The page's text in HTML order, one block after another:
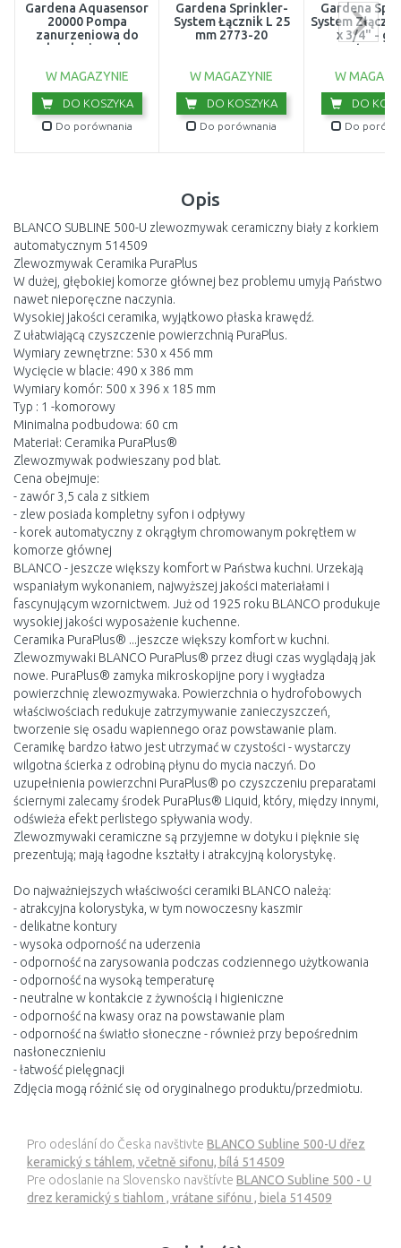
Gardena Aquasensor
20000 Pompa
zanurzeniowa do
brudnej wody
9044-20
W MAGAZYNIE
DO KOSZYKA
Do porównania
Gardena Sprinkler-
System Łącznik L 25
mm 2773-20
W MAGAZYNIE
DO KOSZYKA
Do porównania
Gardena
System
x 3/4" -
wewnętrzny
W
DO
Do
Opis
BLANCO SUBLINE 500-U zlewozmywak ceramiczny biały z korkiem
automatycznym 514509
Zlewozmywak Ceramika PuraPlus
W dużej, głębokiej komorze głównej bez problemu umyją Państwo
nawet nieporęczne naczynia.
Wysokiej jakości ceramika, wyjątkowo płaska krawędź.
Z ułatwiającą czyszczenie powierzchnią PuraPlus.
Wymiary zewnętrzne: 530 x 456 mm
Wycięcie w blacie: 490 x 386 mm
Wymiary komór: 500 x 396 x 185 mm
Typ : 1 -komorowy
Minimalna podbudowa: 60 cm
Materiał: Ceramika PuraPlus®
Zlewozmywak podwieszany pod blat.
Cena obejmuje:
- zawór 3,5 cala z sitkiem
- zlew posiada kompletny syfon i odpływy
- korek automatyczny z okrągłym chromowanym pokrętłem w
komorze głównej
BLANCO - jeszcze większy komfort w Państwa kuchni. Urzekają
wspaniałym wykonaniem, najwyższej jakości materiałami i
fascynującym wzornictwem. Już od 1925 roku BLANCO produkuje
wysokiej jakości wyposażenie kuchenne.
Ceramika PuraPlus® ...jeszcze większy komfort w kuchni.
Zlewozmywaki BLANCO PuraPlus® przez długi czas wyglądają jak
nowe. PuraPlus® zamyka mikroskopijne pory i wygładza
powierzchnię zlewozmywaka. Powierzchnia o hydrofobowych
właściwościach redukuje zatrzymywanie zanieczyszczeń,
tworzenie się osadu wapiennego oraz powstawanie plam.
Ceramikę bardzo łatwo jest utrzymać w czystości - wystarczy
wilgotna ścierka z odrobiną płynu do mycia naczyń. Do
uzupełnienia powierzchni PuraPlus® po czyszczeniu preparatami
ściernymi zalecamy środek PuraPlus® Liquid, który, między innymi,
odświeża efekt perlistego spływania wody.
Zlewozmywaki ceramiczne są przyjemne w dotyku i pięknie się
prezentują; mają łagodne kształty i atrakcyjną kolorystykę.
Do najważniejszych właściwości ceramiki BLANCO należą:
- atrakcyjna kolorystyka, w tym nowoczesny kaszmir
- delikatne kontury
- wysoka odporność na uderzenia
- odporność na zarysowania podczas codziennego użytkowania
- odporność na wysoką temperaturę
- neutralne w kontakcie z żywnością i higieniczne
- odporność na kwasy oraz na powstawanie plam
- odporność na światło słoneczne - również przy bepośrednim
nasłonecznieniu
- łatwość pielęgnacji
Zdjęcia mogą różnić się od oryginalnego produktu/przedmiotu.
Pro odeslání do Česka navštivte BLANCO Subline 500-U dřez
keramický s táhlem, včetně sifonu, bílá 514509
Pre odoslanie na Slovensko navštívte BLANCO Subline 500 - U
drez keramický s tiahlom , vrátane sifónu , biela 514509